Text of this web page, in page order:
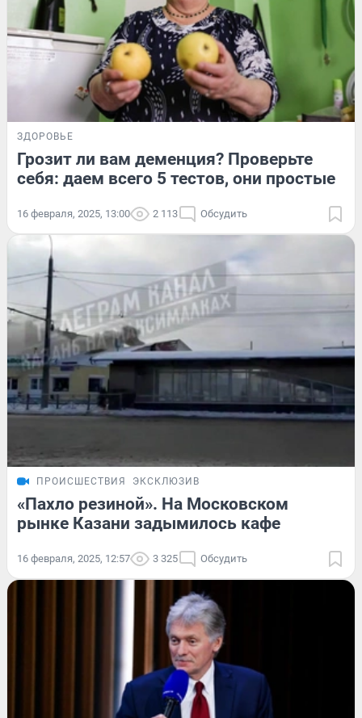
ЗДОРОВЬЕ
Грозит ли вам деменция? Проверьте
себя: даем всего 5 тестов, они простые
16 февраля, 2025, 13:00 2 113 Обсудить
ПРОИСШЕСТВИЯ ЭКСКЛЮЗИВ
«Пахло резиной». На Московском
рынке Казани задымилось кафе
16 февраля, 2025, 12:57 3 325 Обсудить